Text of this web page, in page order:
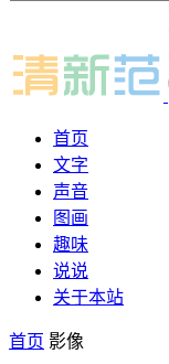
首页
文字
声音
图画
趣味
说说
关于本站
首页 影像